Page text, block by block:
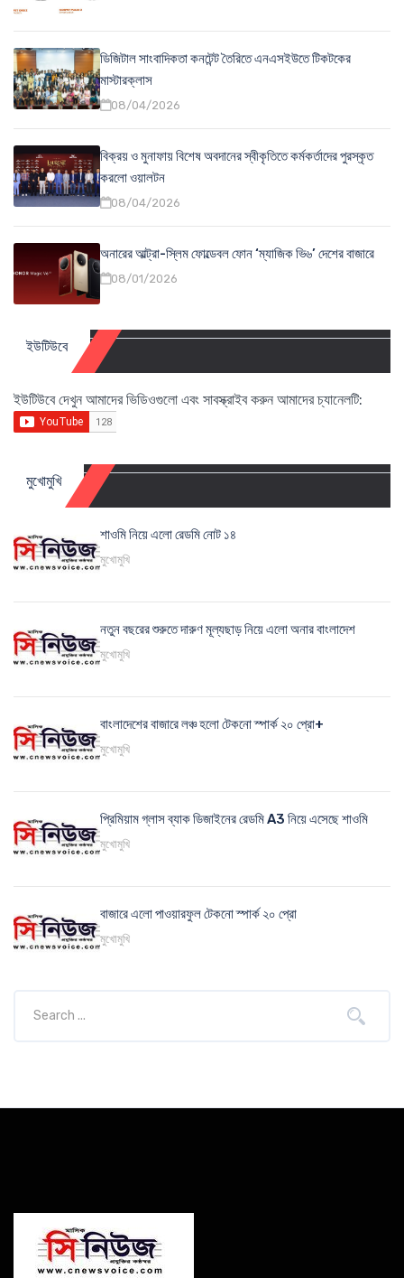
ডিজিটাল সাংবাদিকতা কনটেন্ট তৈরিতে এনএসইউতে টিকটকের
মাস্টারক্লাস
08/04/2026
বিক্রয় ও মুনাফায় বিশেষ অবদানের স্বীকৃতিতে কর্মকর্তাদের পুরস্কৃত
করলো ওয়ালটন
08/04/2026
অনারের আল্ট্রা-স্লিম ফোল্ডেবল ফোন ‘ম্যাজিক ভি৬’ দেশের বাজারে
08/01/2026
ইউটিউবে
ইউটিউবে দেখুন আমাদের ভিডিওগুলো এবং সাবস্ক্রাইব করুন আমাদের চ্যানেলটি:
মুখোমুখি
শাওমি নিয়ে এলো রেডমি নোট ১৪
মুখোমুখি
নতুন বছরের শুরুতে দারুণ মূল্যছাড় নিয়ে এলো অনার বাংলাদেশ
মুখোমুখি
বাংলাদেশের বাজারে লঞ্চ হলো টেকনো স্পার্ক ২০ প্রো+
মুখোমুখি
প্রিমিয়াম গ্লাস ব্যাক ডিজাইনের রেডমি A3 নিয়ে এসেছে শাওমি
মুখোমুখি
বাজারে এলো পাওয়ারফুল টেকনো স্পার্ক ২০ প্রো
মুখোমুখি